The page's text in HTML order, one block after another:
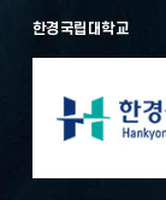
한경국립대학교